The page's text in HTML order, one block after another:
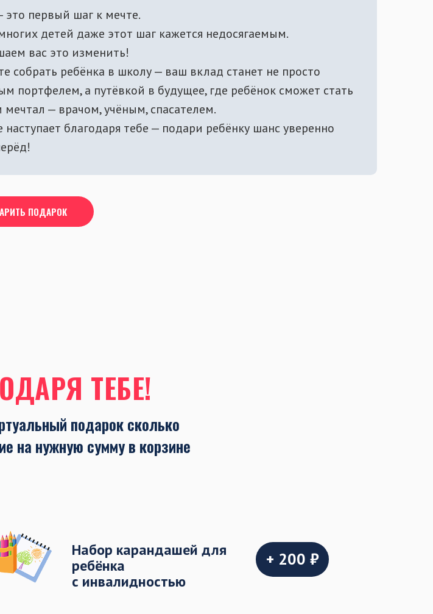
это первый шаг к мечте.
детей даже этот шаг кажется недосягаемым.
вас это изменить!
собрать ребёнка в школу — ваш вклад станет не просто
портфелем, а путёвкой в будущее, где ребёнок сможет стать
мечтал — врачом, учёным, спасателем.
наступает благодаря тебе — подари ребёнку шанс уверенно
ПОДАРОК
ТЕБЕ!
подарок сколько
на нужную сумму в корзине
Набор карандашей для
ребёнка
с инвалидностью
+ 200 ₽